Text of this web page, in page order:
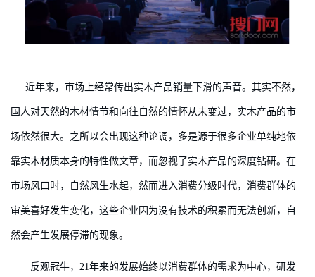
近年来，市场上经常传出实木产品销量下滑的声音。其实不然，
国人对天然的木材情节和向往自然的情怀从未变过，实木产品的市
场依然很大。之所以会出现这种论调，多是源于很多企业单纯地依
靠实木材质本身的特性做文章，而忽视了实木产品的深度钻研。在
市场风口时，自然风生水起，然而进入消费分级时代，消费群体的
审美喜好发生变化，这些企业因为没有技术的积累而无法创新，自
然会产生发展停滞的现象。
反观冠牛，21年来的发展始终以消费群体的需求为中心，研发